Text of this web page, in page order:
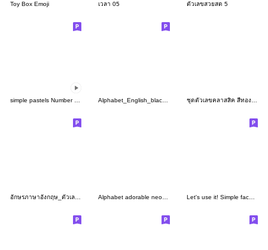
Toy Box Emoji เวลา 05 ตัวเลขสวยสด 5
simple pastels Number move Letter Emoji Alphabet_English_black_1 ชุดตัวเลขคลาสสิค สีทอง อิโมจิ
Let's use it! Simple face EMOJI